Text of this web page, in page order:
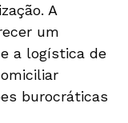
A
um
a logística de
burocráticas